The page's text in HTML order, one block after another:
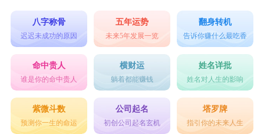
八字称骨
迟迟未成功的原因
五年运势
未来5年发展一览
翻身转机
告诉你赚什么最吃香
命中贵人
谁是你的命中贵人
横财运
躺着都能赚钱
姓名详批
姓名对人生的影响
紫微斗数
预测你一生的命运
公司起名
初创公司起名玄机
塔罗牌
指引你的未来人生